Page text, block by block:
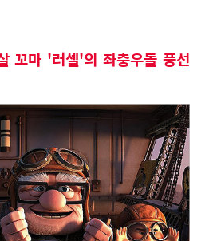
꼬마 '러셀'의 좌충우돌 풍선